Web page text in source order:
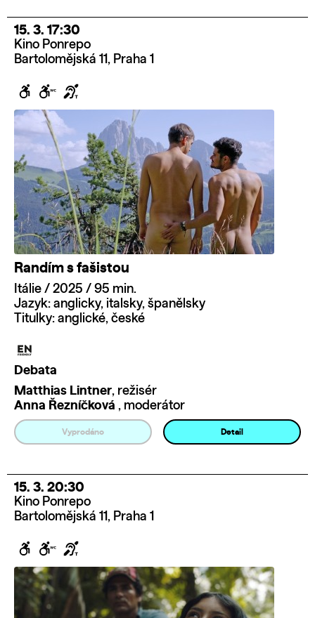
15. 3. 17:30
Kino Ponrepo
Bartolomějská 11, Praha 1
Randím s fašistou
Itálie / 2025 / 95 min.
Jazyk: anglicky, italsky, španělsky
Titulky: anglické, české
Debata
Matthias Lintner, režisér
Anna Řezníčková , moderátor
Vyprodáno Detail
15. 3. 20:30
Kino Ponrepo
Bartolomějská 11, Praha 1